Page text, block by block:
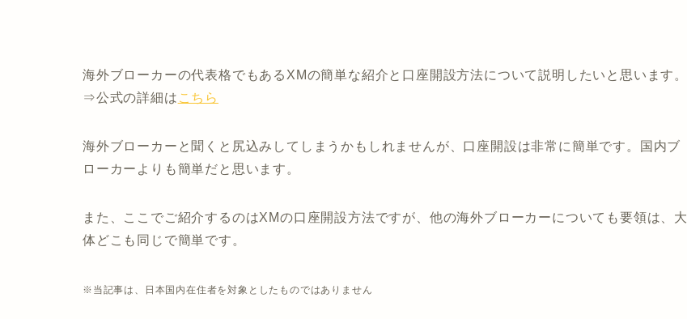
海外ブローカーの代表格でもあるXMの簡単な紹介と口座開設方法について説明したいと思います。
⇒公式の詳細は こちら
海外ブローカーと聞くと尻込みしてしまうかもしれませんが、口座開設は非常に簡単です。国内ブ
ローカーよりも簡単だと思います。
また、ここでご紹介するのはXMの口座開設方法ですが、他の海外ブローカーについても要領は、大
体どこも同じで簡単です。
※当記事は、日本国内在住者を対象としたものではありません